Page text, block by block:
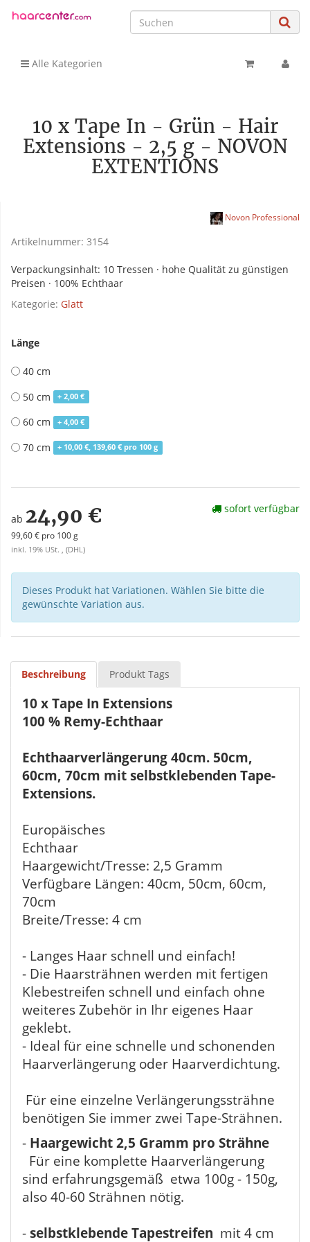
Alle Kategorien
10 x Tape In - Grün - Hair
Extensions - 2,5 g - NOVON
EXTENTIONS
Novon Professional
Artikelnummer: 3154
Verpackungsinhalt: 10 Tressen · hohe Qualität zu günstigen
Preisen · 100% Echthaar
Kategorie: Glatt
Länge
40 cm
50 cm
+ 2,00 €
60 cm + 4,00 €
70 cm + 10,00 €, 139,60 € pro 100 g
ab 24,90 €
99,60 € pro 100 g
inkl. 19% USt. , (DHL)
sofort verfügbar
Dieses Produkt hat Variationen. Wählen Sie bitte die
gewünschte Variation aus.
Beschreibung Produkt Tags
10 x Tape In Extensions
100 % Remy-Echthaar
Echthaarverlängerung 40cm. 50cm,
60cm, 70cm mit selbstklebenden Tape-
Extensions.
Europäisches
Echthaar
Haargewicht/Tresse: 2,5 Gramm
Verfügbare Längen: 40cm, 50cm, 60cm,
70cm
Breite/Tresse: 4 cm
- Langes Haar schnell und einfach!
- Die Haarsträhnen werden mit fertigen
Klebestreifen schnell und einfach ohne
weiteres Zubehör in Ihr eigenes Haar
geklebt.
- Ideal für eine schnelle und schonenden
Haarverlängerung oder Haarverdichtung.
Für eine einzelne Verlängerungssträhne
benötigen Sie immer zwei Tape-Strähnen.
- Haargewicht 2,5 Gramm pro Strähne
Für eine komplette Haarverlängerung
sind erfahrungsgemäß etwa 100g - 150g,
also 40-60 Strähnen nötig.
- selbstklebende Tapestreifen mit 4 cm